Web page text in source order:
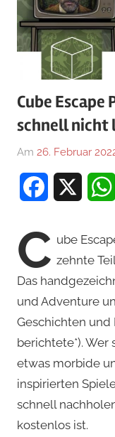
Cube Escape
schnell nicht
Am 26. Februar
Facebook
C ube
zehnte
Das
und Adventure
Geschichten und
berichtete*). Wer
etwas morbide
inspirierten
schnell
kostenlos ist.